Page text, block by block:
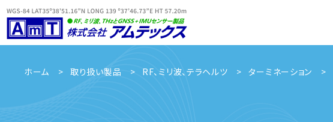
ホーム 取り扱い製品 RF、ミリ波、テラヘルツ ターミネーション